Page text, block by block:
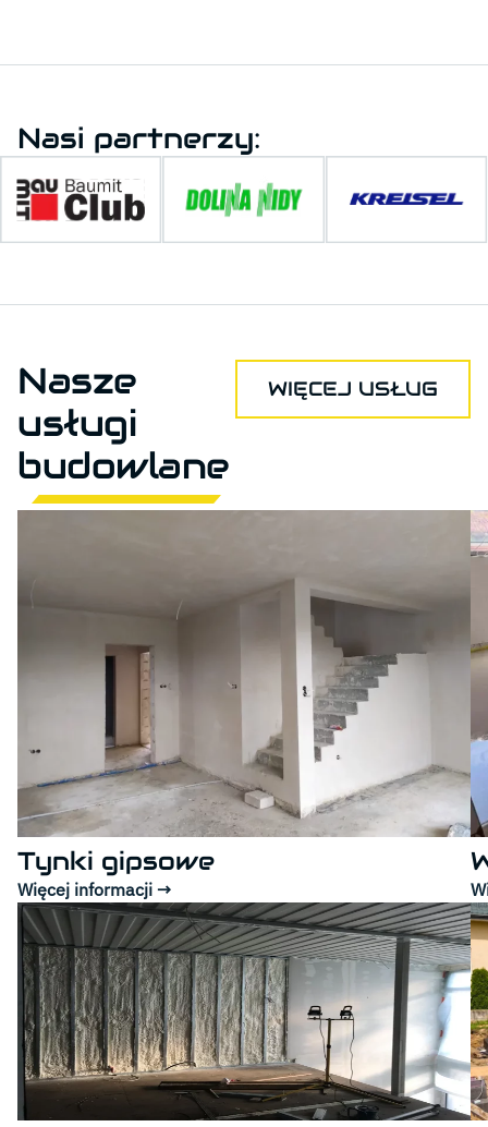
Nasi partnerzy:
Nasze
usługi
budowlane
WIĘCEJ USŁUG
Tynki gipsowe
Więcej informacji →